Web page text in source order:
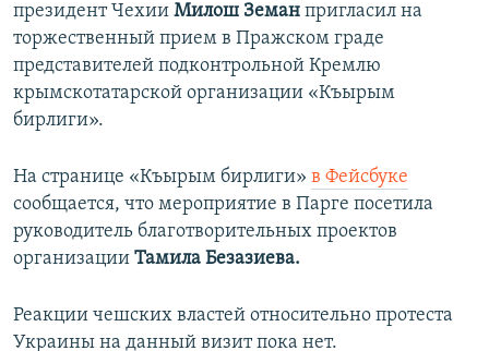
президент Чехии Милош Земан пригласил на
торжественный прием в Пражском граде
представителей подконтрольной Кремлю
крымскотатарской организации «Къырым
бирлиги».
На странице «Къырым бирлиги» в Фейсбуке
сообщается, что мероприятие в Парге посетила
руководитель благотворительных проектов
организации Тамила Безазиева.
Реакции чешских властей относительно протеста
Украины на данный визит пока нет.